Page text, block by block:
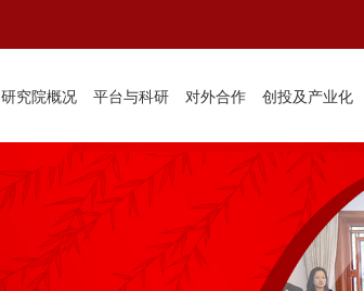
研究院概况 平台与科研 对外合作 创投及产业化